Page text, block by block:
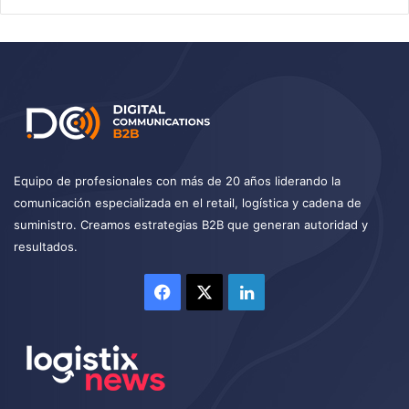
Equipo de profesionales con más de 20 años liderando la
comunicación especializada en el retail, logística y cadena de
suministro. Creamos estrategias B2B que generan autoridad y
resultados.
Facebook LinkedIn